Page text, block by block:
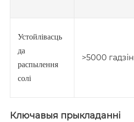
Устойлівасць
да
распылення
солі
>5000 гадзін
Ключавыя прыкладанні